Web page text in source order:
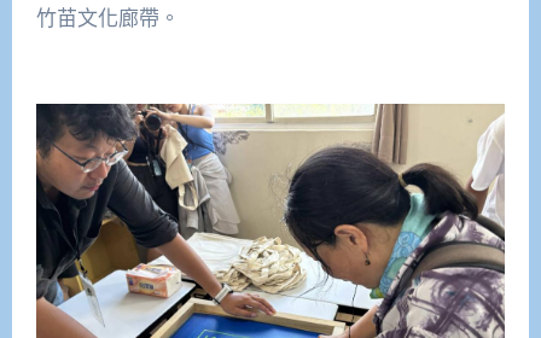
竹苗文化廊帶。